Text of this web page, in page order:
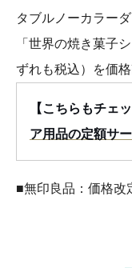
タブルノーカラー
「世界の焼き菓子
ずれも税込）を価格
【こちらもチェッ
ア用品の定額サ
■無印良品：価格改